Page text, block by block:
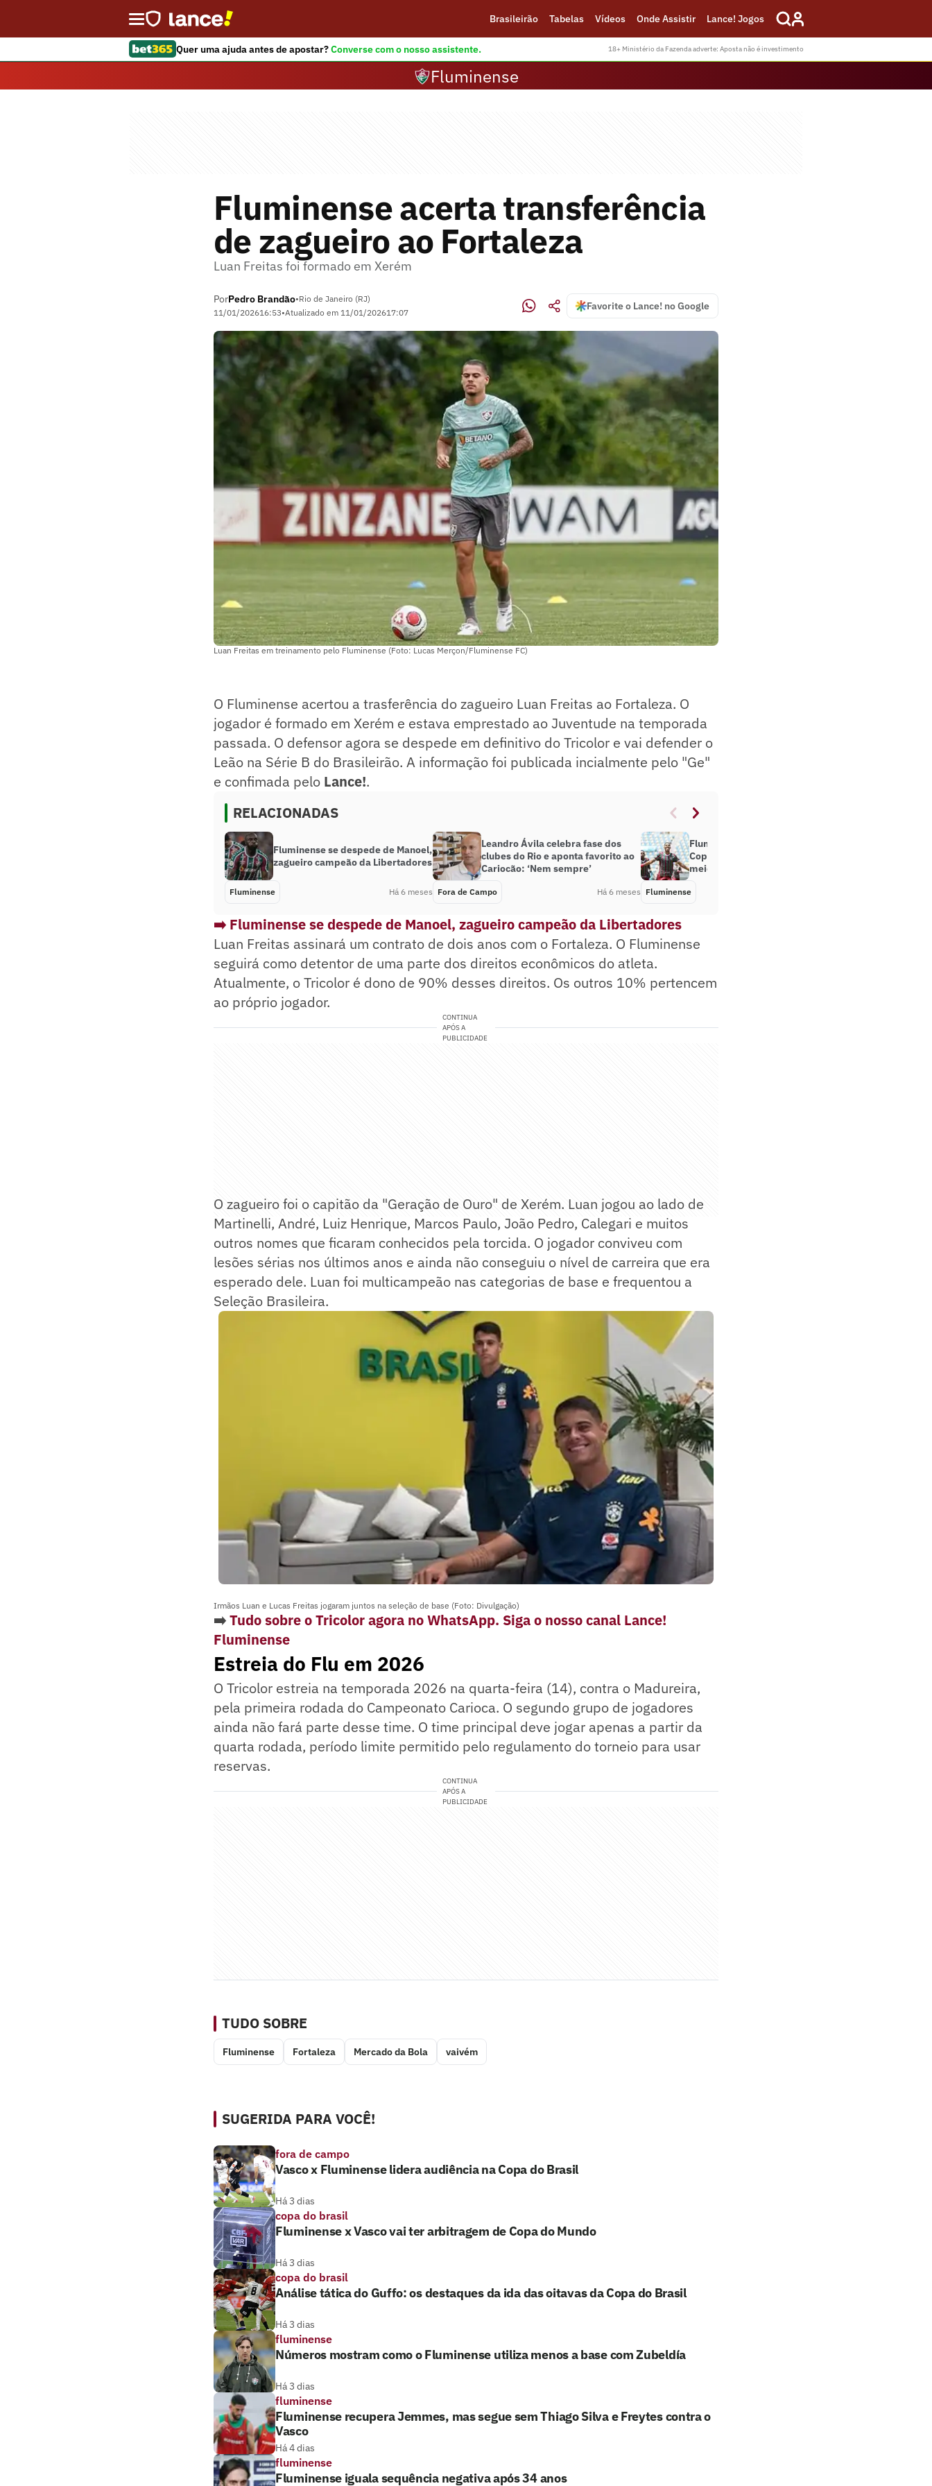
Brasileirão Tabelas Vídeos Onde Assistir Lance! Jogos
Quer uma ajuda antes de apostar?Converse com o nosso assistente. 18+ Ministério da Fazenda adverte: Aposta não é investimento
Fluminense
Fluminense acerta transferência
de zagueiro ao Fortaleza
Luan Freitas foi formado em Xerém
PorPedro Brandão•Rio de Janeiro (RJ)
11/01/202616:53•Atualizado em 11/01/202617:07
Favorite o Lance! no Google
Luan Freitas em treinamento pelo Fluminense (Foto: Lucas Merçon/Fluminense FC)
O Fluminense acertou a trasferência do zagueiro Luan Freitas ao Fortaleza. O
jogador é formado em Xerém e estava emprestado ao Juventude na temporada
passada. O defensor agora se despede em definitivo do Tricolor e vai defender o
Leão na Série B do Brasileirão. A informação foi publicada incialmente pelo "Ge"
e confimada pelo Lance!.
RELACIONADAS
Fluminense se despede de Manoel,
zagueiro campeão da Libertadores
Fluminense Há 6 meses
Leandro Ávila celebra fase dos
clubes do Rio e aponta favorito ao
Cariocão: ‘Nem sempre’
Fora de Campo Há 6 meses
Fluminense vence e se classifica na
Copinha com troca de uniforme no
meio do jogo
Fluminense
➡️ Fluminense se despede de Manoel, zagueiro campeão da Libertadores
Luan Freitas assinará um contrato de dois anos com o Fortaleza. O Fluminense
seguirá como detentor de uma parte dos direitos econômicos do atleta.
Atualmente, o Tricolor é dono de 90% desses direitos. Os outros 10% pertencem
ao próprio jogador.
CONTINUA
APÓS A
PUBLICIDADE
O zagueiro foi o capitão da "Geração de Ouro" de Xerém. Luan jogou ao lado de
Martinelli, André, Luiz Henrique, Marcos Paulo, João Pedro, Calegari e muitos
outros nomes que ficaram conhecidos pela torcida. O jogador conviveu com
lesões sérias nos últimos anos e ainda não conseguiu o nível de carreira que era
esperado dele. Luan foi multicampeão nas categorias de base e frequentou a
Seleção Brasileira.
Irmãos Luan e Lucas Freitas jogaram juntos na seleção de base (Foto: Divulgação)
➡️Tudo sobre o Tricolor agora no WhatsApp. Siga o nosso canal Lance!
Fluminense
Estreia do Flu em 2026
O Tricolor estreia na temporada 2026 na quarta-feira (14), contra o Madureira,
pela primeira rodada do Campeonato Carioca. O segundo grupo de jogadores
ainda não fará parte desse time. O time principal deve jogar apenas a partir da
quarta rodada, período limite permitido pelo regulamento do torneio para usar
reservas.
CONTINUA
APÓS A
PUBLICIDADE
TUDO SOBRE
Fluminense Fortaleza Mercado da Bola vaivém
SUGERIDA PARA VOCÊ!
fora de campo
Vasco x Fluminense lidera audiência na Copa do Brasil
Há 3 dias
copa do brasil
Fluminense x Vasco vai ter arbitragem de Copa do Mundo
Há 3 dias
copa do brasil
Análise tática do Guffo: os destaques da ida das oitavas da Copa do Brasil
Há 3 dias
fluminense
Números mostram como o Fluminense utiliza menos a base com Zubeldía
Há 3 dias
fluminense
Fluminense recupera Jemmes, mas segue sem Thiago Silva e Freytes contra o
Vasco
Há 4 dias
fluminense
Fluminense iguala sequência negativa após 34 anos